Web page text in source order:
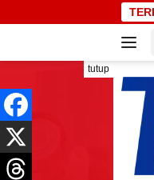
ke
Bertindak Usai
tutup